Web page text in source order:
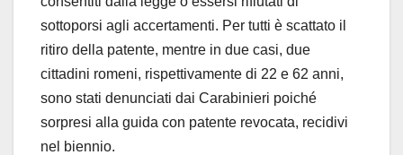
sottoporsi agli accertamenti. Per tutti è scattato il
ritiro della patente, mentre in due casi, due
cittadini romeni, rispettivamente di 22 e 62 anni,
sono stati denunciati dai Carabinieri poiché
sorpresi alla guida con patente revocata, recidivi
nel biennio.